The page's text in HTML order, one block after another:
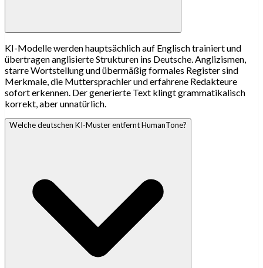
KI-Modelle werden hauptsächlich auf Englisch trainiert und
übertragen anglisierte Strukturen ins Deutsche. Anglizismen,
starre Wortstellung und übermäßig formales Register sind
Merkmale, die Muttersprachler und erfahrene Redakteure
sofort erkennen. Der generierte Text klingt grammatikalisch
korrekt, aber unnatürlich.
Welche deutschen KI-Muster entfernt HumanTone?